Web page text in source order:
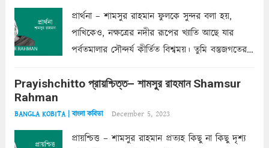
প্রার্থনা – শামসুর রাহমান ফুলকে সুন্দর বলা হয়,
পাখিকেও, নক্ষত্রের নদীর রূপের খ্যাতি আছে যার
পর্বতমালার সৌন্দর্য কীর্তিত বিশ্বময়। তুমি বস্তুজগতের
তার সুষমায় পার্থক্য অনেক। তোমাকে সুন্দরী বলা চলে,
Prayishchitto প্রায়শ্চিত্ত– শামসুর রাহমান Shamsur
Rahman
BANGLA KOBITA | বাংলা কবিতা December 5, 2023
প্রায়শ্চিত্ত – শামসুর রাহমান প্রত্যহ কিছু না কিছু দৃশ্য